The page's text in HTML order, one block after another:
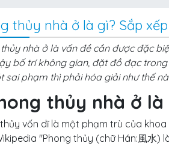
thủy nhà ở là gì? Sắp
nhà ở là vấn đề cần được đặc
bố trí không gian, đặt đồ đạc
sai phạm thì phải hóa giải như thế
thủy nhà ở là
vốn dĩ là một phạm trù của
"Phong thủy (chữ Hán:風水